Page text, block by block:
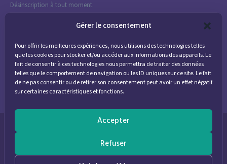
Gérer le consentement
Pour offrir les meilleures expériences, nous utilisons des technologies telles
que les cookies pour stocker et/ou accéder aux informations des appareils. Le
fait de consentir à ces technologies nous permettra de traiter des données
telles que le comportement de navigation ou les ID uniques sur ce site. Le fait
de ne pas consentir ou de retirer son consentement peut avoir un effet négatif
sur certaines caractéristiques et fonctions.
Accepter
Refuser
Désinscription à tout moment.
J'accepte de recevoir des emails marketing conformément à la
politique de confidentialité
Parapharmacie Provence — Pharmacie des Bastides